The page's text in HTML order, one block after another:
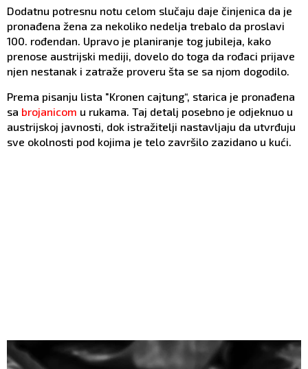
Dodatnu potresnu notu celom slučaju daje činjenica da je
pronađena žena za nekoliko nedelja trebalo da proslavi
100. rođendan. Upravo je planiranje tog jubileja, kako
prenose austrijski mediji, dovelo do toga da rođaci prijave
njen nestanak i zatraže proveru šta se sa njom dogodilo.
Prema pisanju lista "Kronen cajtung“, starica je pronađena
sa brojanicom u rukama. Taj detalj posebno je odjeknuo u
austrijskoj javnosti, dok istražitelji nastavljaju da utvrđuju
sve okolnosti pod kojima je telo završilo zazidano u kući.